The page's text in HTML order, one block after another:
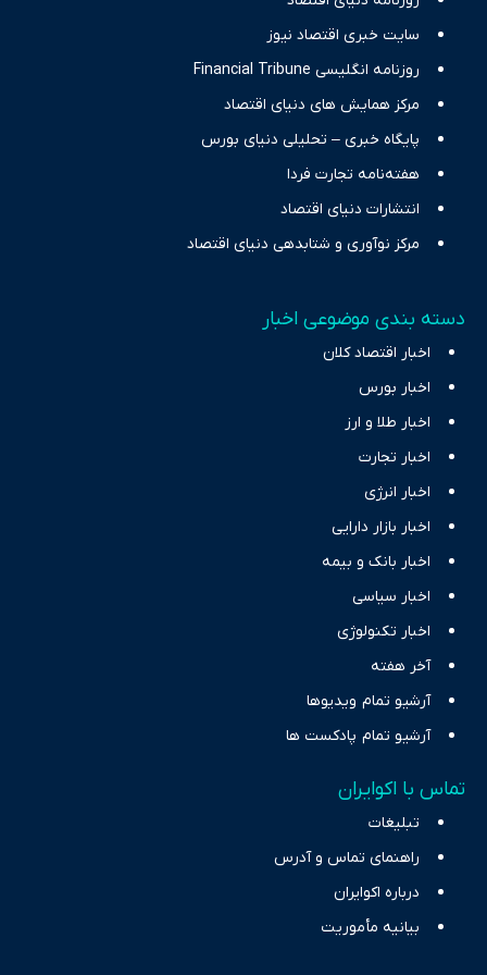
سایت خبری اقتصاد نیوز
روزنامه انگلیسی Financial Tribune
مرکز همایش های دنیای اقتصاد
پایگاه خبری – تحلیلی دنیای بورس
هفته‌نامه تجارت فردا
انتشارات دنیای اقتصاد
مرکز نوآوری و شتابدهی دنیای اقتصاد
دسته بندی موضوعی اخبار
اخبار اقتصاد کلان
اخبار بورس
اخبار طلا و ارز
اخبار تجارت
اخبار انرژی
اخبار بازار دارایی
اخبار بانک و بیمه
اخبار سیاسی
اخبار تکنولوژی
آخر هفته
آرشیو تمام ویدیوها
آرشیو تمام پادکست ها
تماس با اکوایران
تبلیغات
راهنمای تماس و آدرس
درباره اکوایران
بیانیه مأموریت